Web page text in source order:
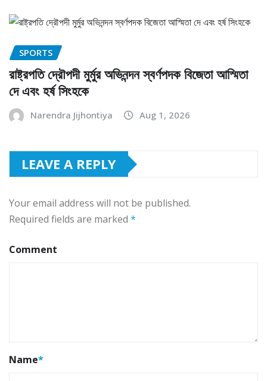
SPORTS
রাষ্ট্রপতি দ্রৌপদী মুর্মুর অভিনন্দন স্বর্ণপদক বিজেতা আস্মিতা
দে এবং হর্ষ সিংহকে
Narendra Jijhontiya Aug 1, 2026
LEAVE A REPLY
Your email address will not be published.
Required fields are marked *
Comment
Name*